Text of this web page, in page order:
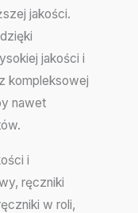
jakości.
jakości i
kompleksowej
nawet
i
ręczniki
w roli,